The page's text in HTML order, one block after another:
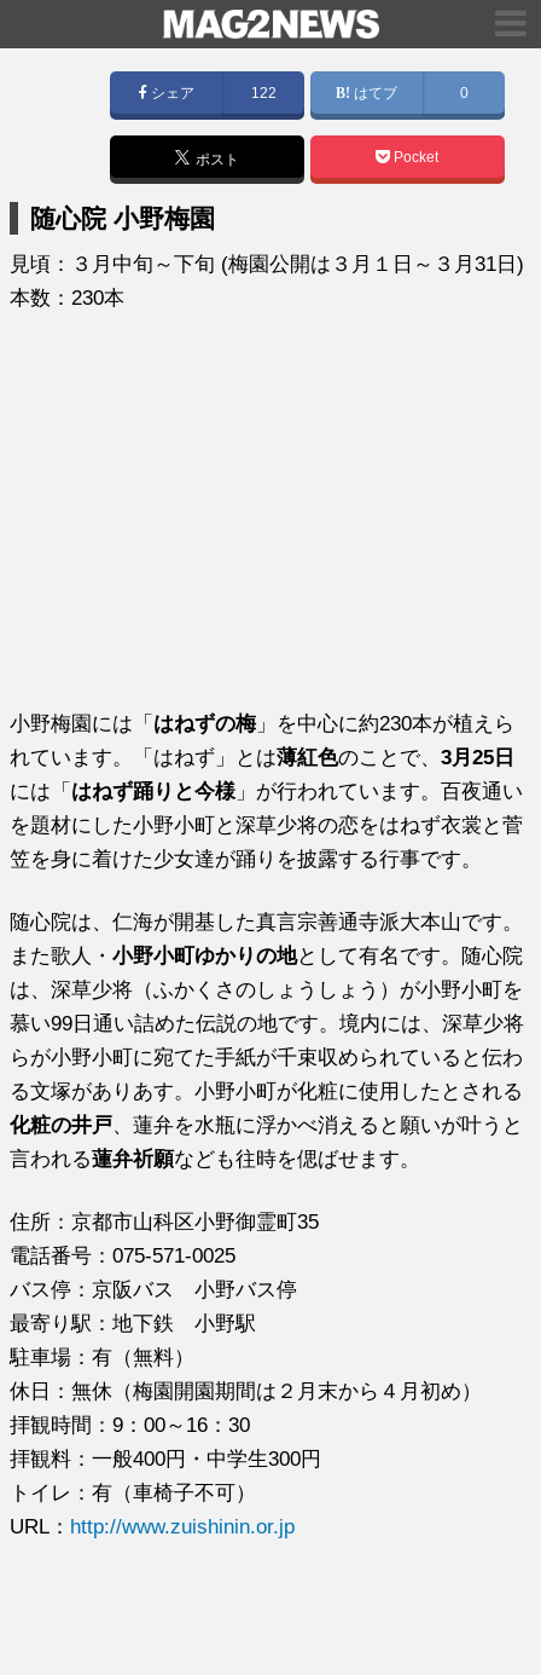
シェア 122 はてブ 0
ポスト Pocket
随心院 小野梅園
見頃：３月中旬～下旬 (梅園公開は３月１日～３月31日)
本数：230本
小野梅園には「 はねずの梅」を中心に約230本が植えら
れています。「はねず」とは薄紅色のことで、3月25日
には「 はねず踊りと今様 」が行われています。百夜通い
を題材にした小野小町と深草少将の恋をはねず衣裳と菅
笠を身に着けた少女達が踊りを披露する行事です。
随心院は、仁海が開基した真言宗善通寺派大本山です。
また歌人・小野小町ゆかりの地として有名です。随心院
は、深草少将（ふかくさのしょうしょう）が小野小町を
慕い99日通い詰めた伝説の地です。境内には、深草少将
らが小野小町に宛てた手紙が千束収められていると伝わ
る文塚がありあす。小野小町が化粧に使用したとされる
化粧の井戸、蓮弁を水瓶に浮かべ消えると願いが叶うと
言われる蓮弁祈願なども往時を偲ばせます。
住所：京都市山科区小野御霊町35
電話番号：075-571-0025
バス停：京阪バス 小野バス停
最寄り駅：地下鉄 小野駅
駐車場：有（無料）
休日：無休（梅園開園期間は２月末から４月初め）
拝観時間：9：00～16：30
拝観料：一般400円・中学生300円
トイレ：有（車椅子不可）
URL： http://www.zuishinin.or.jp